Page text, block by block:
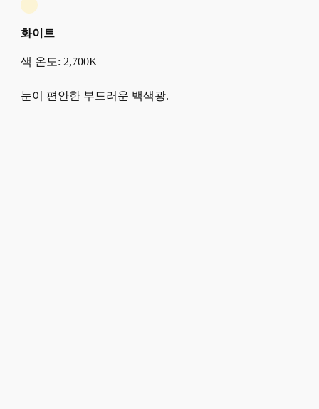
화이트
색 온도: 2,700K
눈이 편안한 부드러운 백색광.